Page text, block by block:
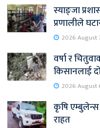
स्याङ्जा
प्रणालीले
2026 August
वर्षा र
किसानलाई
2026 August
कृषि
राहत